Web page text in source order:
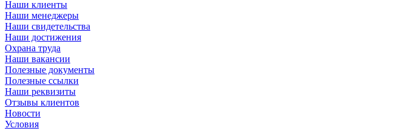
Наши клиенты
Наши менеджеры
Наши свидетельства
Наши достижения
Охрана труда
Наши вакансии
Полезные документы
Полезные ссылки
Наши реквизиты
Отзывы клиентов
Новости
Условия